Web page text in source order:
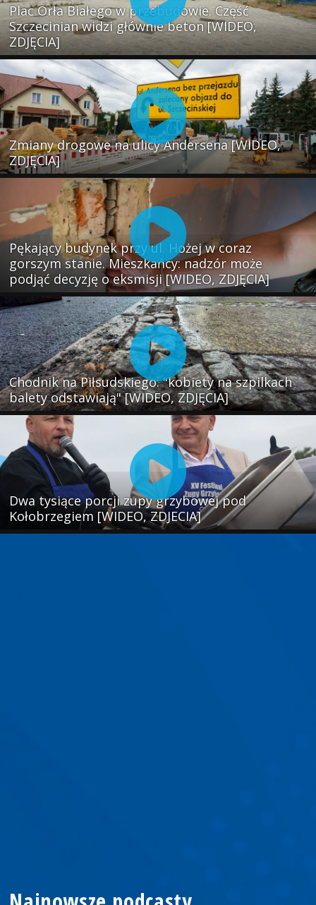
Plac Orła Białego w przebudowie. Część
Szczecinian widzi głównie beton [WIDEO,
ZDJĘCIA]
Zmiany drogowe na ulicy Andersena [WIDEO,
ZDJĘCIA]
Pękający budynek przy ul. Hożej w coraz
gorszym stanie. Mieszkańcy: nadzór może
podjąć decyzję o eksmisji [WIDEO, ZDJĘCIA]
Chodnik na Piłsudskiego: "kobiety na szpilkach
balety odstawiają" [WIDEO, ZDJĘCIA]
Dwa tysiące porcji zupy grzybowej pod
Kołobrzegiem [WIDEO, ZDJECIA]